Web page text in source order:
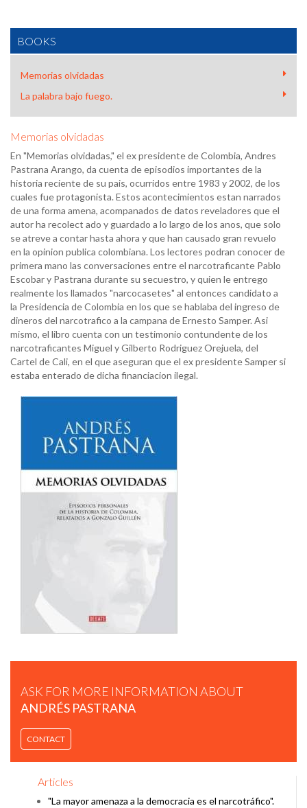
BOOKS
Memorias olvidadas
La palabra bajo fuego.
Memorias olvidadas
En "Memorias olvidadas," el ex presidente de Colombia, Andres
Pastrana Arango, da cuenta de episodios importantes de la
historia reciente de su pais, ocurridos entre 1983 y 2002, de los
cuales fue protagonista. Estos acontecimientos estan narrados
de una forma amena, acompanados de datos reveladores que el
autor ha recolect ado y guardado a lo largo de los anos, que solo
se atreve a contar hasta ahora y que han causado gran revuelo
en la opinion publica colombiana. Los lectores podran conocer de
primera mano las conversaciones entre el narcotraficante Pablo
Escobar y Pastrana durante su secuestro, y quien le entrego
realmente los llamados "narcocasetes" al entonces candidato a
la Presidencia de Colombia en los que se hablaba del ingreso de
dineros del narcotrafico a la campana de Ernesto Samper. Asi
mismo, el libro cuenta con un testimonio contundente de los
narcotraficantes Miguel y Gilberto Rodriguez Orejuela, del
Cartel de Cali, en el que aseguran que el ex presidente Samper si
estaba enterado de dicha financiacion ilegal.
ASK FOR MORE INFORMATION ABOUT
ANDRÉS PASTRANA
CONTACT
Articles
"La mayor amenaza a la democracia es el narcotráfico".
ANDRÉS PASTRANA | ENCUENTRO IBEROAMERICANO
VOCES POR LA PAZ.